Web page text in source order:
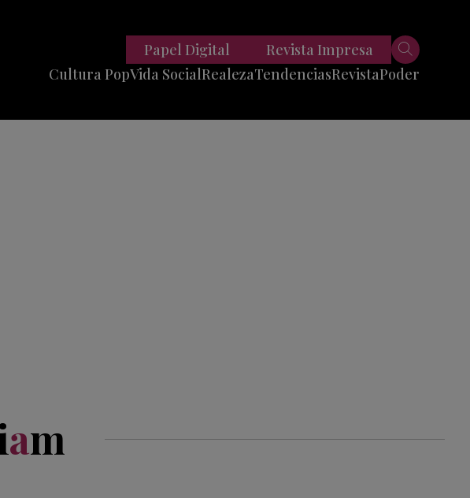
Cultura PopVida SocialRealezaTendenciasRevistaPoder
Papel Digital Revista Impresa
am